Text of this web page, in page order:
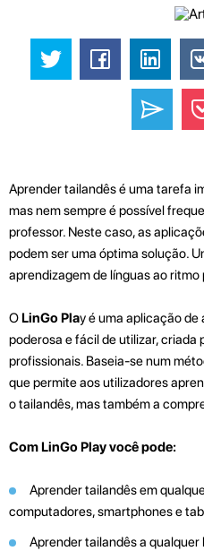
Aprender tailandês é uma tarefa
mas nem sempre é possível
professor. Neste caso, as
podem ser uma óptima solução.
aprendizagem de línguas ao ritmo
OLinGo Play é uma aplicação de
poderosa e fácil de utilizar, criada
profissionais. Baseia-se num
que permite aos utilizadores
o tailandês, mas também a
Com LinGo Play você pode:
Aprender tailandês em
computadores, smartphones e
Aprender tailandês a